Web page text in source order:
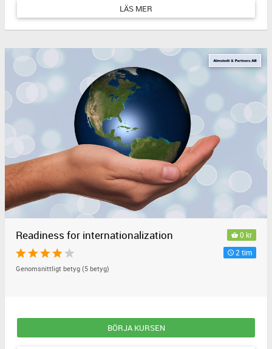
LÄS MER
0 kr
2 tim
Readiness for internationalization
Genomsnittligt betyg (5 betyg)
BÖRJA KURSEN